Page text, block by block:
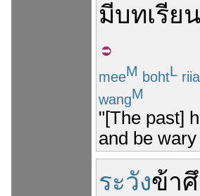
มีบทเรียน
meeM bohtL
wangM
"[The past]
and be
ระวังข้า